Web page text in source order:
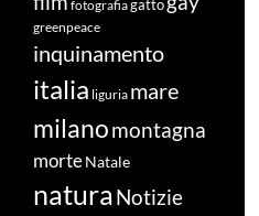
fotografiagatto
greenpeace
inquinamento
italia liguria mare
milanomontagna
morteNatale
naturaNotizie